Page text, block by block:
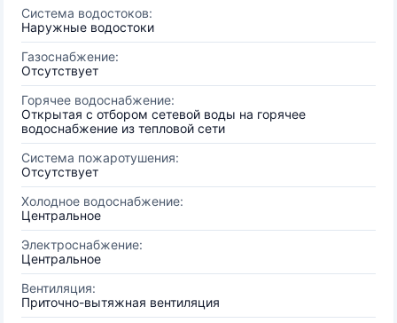
Система водостоков:
Наружные водостоки
Газоснабжение:
Отсутствует
Горячее водоснабжение:
Открытая с отбором сетевой воды на горячее
водоснабжение из тепловой сети
Система пожаротушения:
Отсутствует
Холодное водоснабжение:
Центральное
Электроснабжение:
Центральное
Вентиляция:
Приточно-вытяжная вентиляция